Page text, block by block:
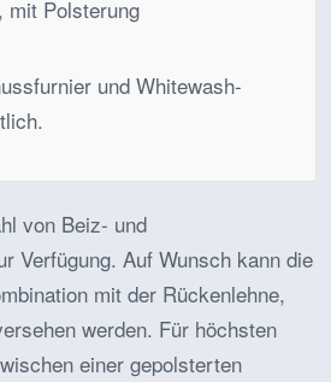
mit Polsterung
und Whitewash-
von Beiz- und
Verfügung. Auf Wunsch kann die
mit der Rückenlehne,
werden. Für höchsten
einer gepolsterten